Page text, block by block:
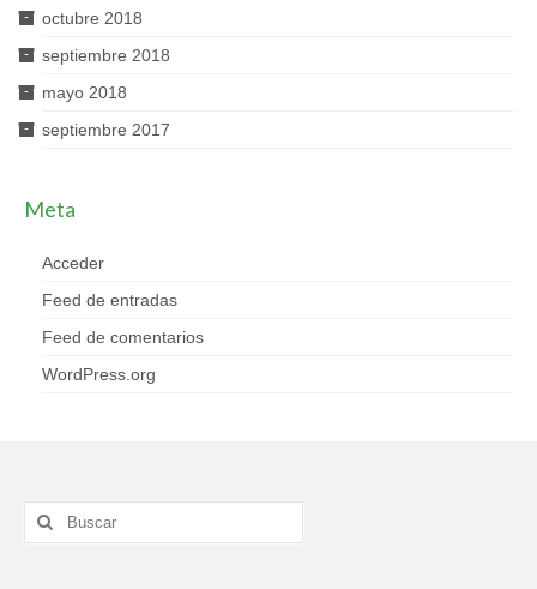
octubre 2018
septiembre 2018
mayo 2018
septiembre 2017
Meta
Acceder
Feed de entradas
Feed de comentarios
WordPress.org
Buscar
por: